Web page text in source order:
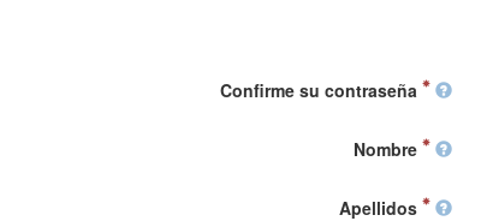
Confirme su contraseña
Nombre
Apellidos